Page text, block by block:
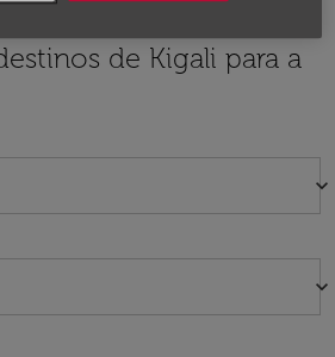
de Kigali para a
keyboard_arrow_down
keyboard_arrow_down